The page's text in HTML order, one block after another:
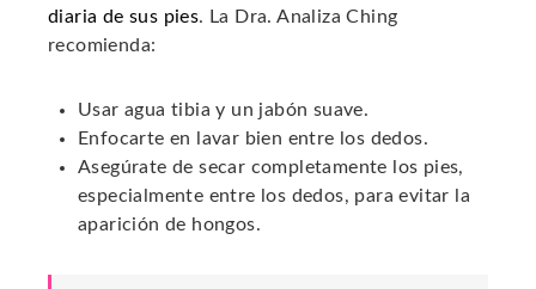
diaria de sus pies. La Dra. Analiza Ching
recomienda:
Usar agua tibia y un jabón suave.
Enfocarte en lavar bien entre los dedos.
Asegúrate de secar completamente los pies,
especialmente entre los dedos, para evitar la
aparición de hongos.